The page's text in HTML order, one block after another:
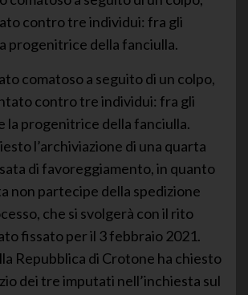
l’archiviazione di una quarta
di favoreggiamento, in quanto
non partecipe della spedizione
che si svolgerà con il rito
fissato per il 3 febbraio 2021.
Repubblica di Crotone ha chiesto
dei tre imputati nell’inchiesta sul